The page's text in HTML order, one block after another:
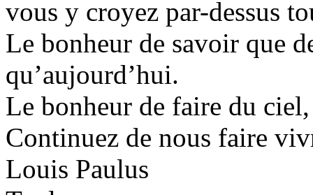
vous y croyez par-dessus
Le bonheur de savoir que
qu’aujourd’hui.
Le bonheur de faire du
Continuez de nous faire
Louis Paulus